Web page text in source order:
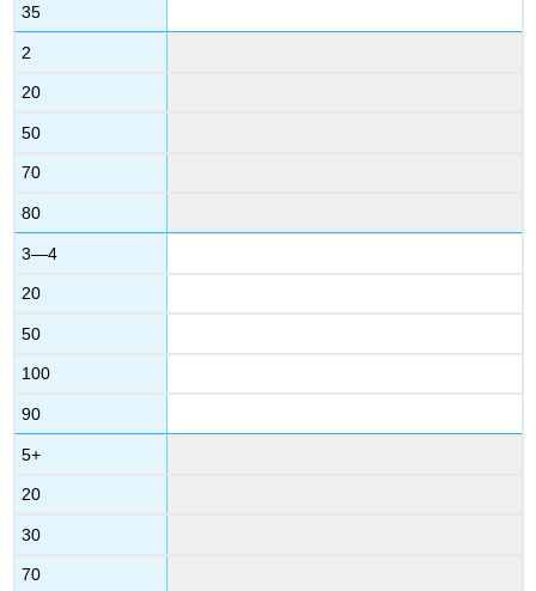
35
2
20
50
70
80
3—4
20
50
100
90
5+
20
30
70